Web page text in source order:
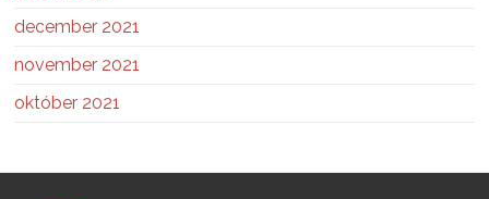
december 2021
november 2021
október 2021